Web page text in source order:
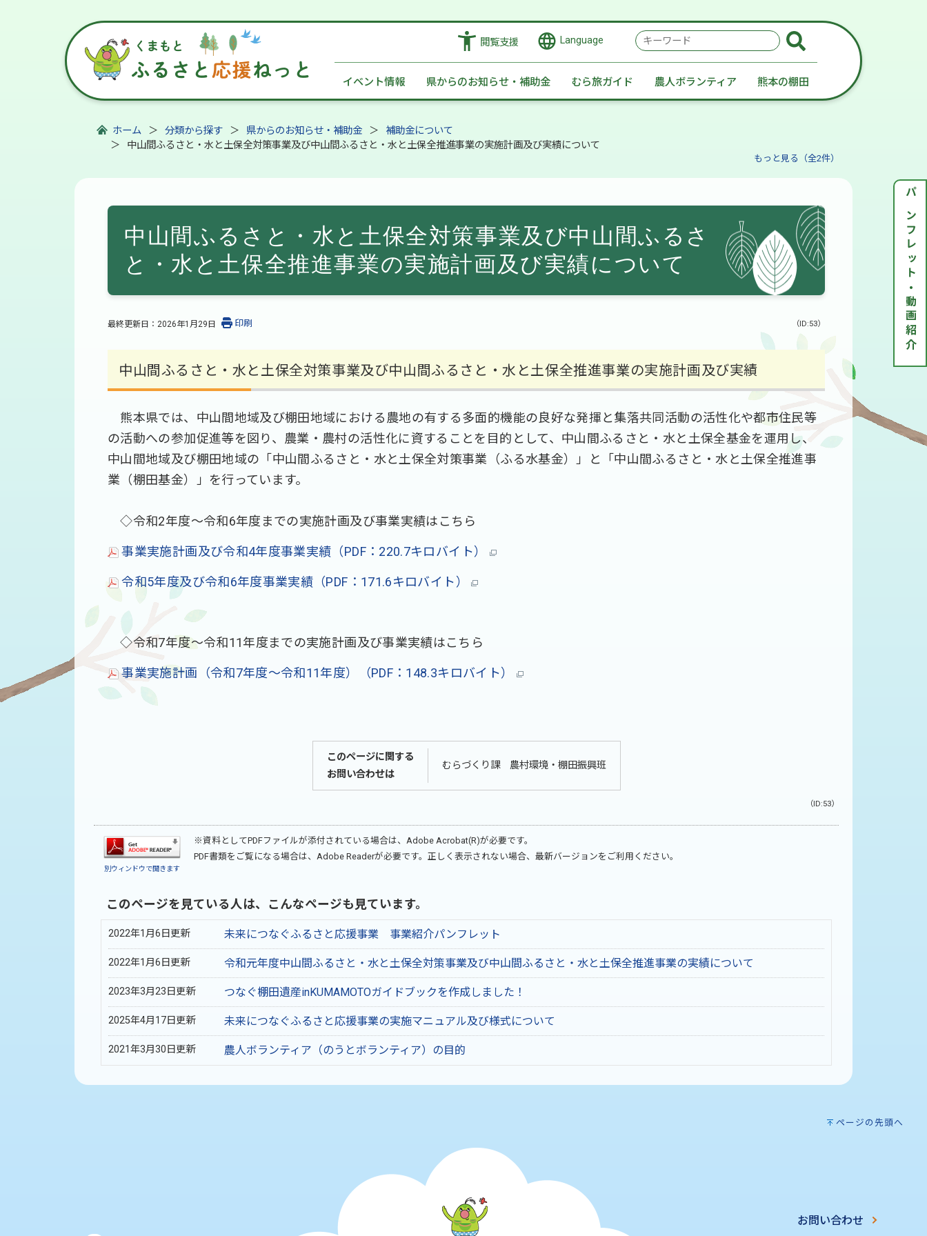
閲覧支援 Language
検
索
ワ
イベント情報 県からのお知らせ・補助金 むら旅ガイド 農人ボランティア 熊本の棚田
パンフレット・動画紹介
ホーム 分類から探す 県からのお知らせ・補助金
補助金について
中山間ふるさと・水と土保全対策事業及び中山間ふるさと・水と土保全推進事業の実施計画及び実績について
もっと見る（全2件）
中山間ふるさと・水と土保全対策事業及び中山間ふるさ
と・水と土保全推進事業の実施計画及び実績について
最終更新日： 2026年1月29日 （ID:53）
印刷
中山間ふるさと・水と土保全対策事業及び中山間ふるさと・水と土保全推進事業の実施計画及び実績
熊本県では、中山間地域及び棚田地域における農地の有する多面的機能の良好な発揮と集落共同活動の活性化や都市住民等
の活動への参加促進等を図り、農業・農村の活性化に資することを目的として、中山間ふるさと・水と土保全基金を運用し、
中山間地域及び棚田地域の「中山間ふるさと・水と土保全対策事業（ふる水基金）」と「中山間ふるさと・水と土保全推進事
業（棚田基金）」を行っています。
◇令和2年度～令和6年度までの実施計画及び事業実績はこちら
事業実施計画及び令和4年度事業実績（PDF：220.7キロバイト）
令和5年度及び令和6年度事業実績（PDF：171.6キロバイト）
◇令和7年度～令和11年度までの実施計画及び事業実績はこちら
事業実施計画（令和7年度～令和11年度）（PDF：148.3キロバイト）
このページに関する
お問い合わせは
むらづくり課 農村環境・棚田振興班
（ID:53）
別ウィンドウで開きます
※資料としてPDFファイルが添付されている場合は、 Adobe Acrobat(R)が必要です。
PDF書類をご覧になる場合は、 Adobe Readerが必要です。正しく表示されない場合、最新バージョンをご利用ください。
このページを見ている人は、こんなページも見ています。
2022年1月6日更新 未来につなぐふるさと応援事業 事業紹介パンフレット
2022年1月6日更新 令和元年度中山間ふるさと・水と土保全対策事業及び中山間ふるさと・水と土保全推進事業の実績について
2023年3月23日更新 つなぐ棚田遺産inKUMAMOTOガイドブックを作成しました！
2025年4月17日更新 未来につなぐふるさと応援事業の実施マニュアル及び様式について
2021年3月30日更新 農人ボランティア（のうとボランティア）の目的
ページの先頭へ
お問い合わせ